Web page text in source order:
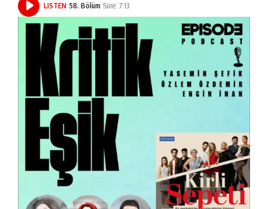
LISTEN 58. Bölüm Süre: 7:13